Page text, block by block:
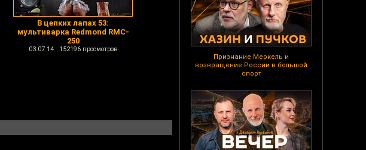
Признание Меркель и
возвращение России в большой
спорт
В цепких лапах 53:
мультиварка Redmond RMC-
250
03.07.14 152196 просмотров